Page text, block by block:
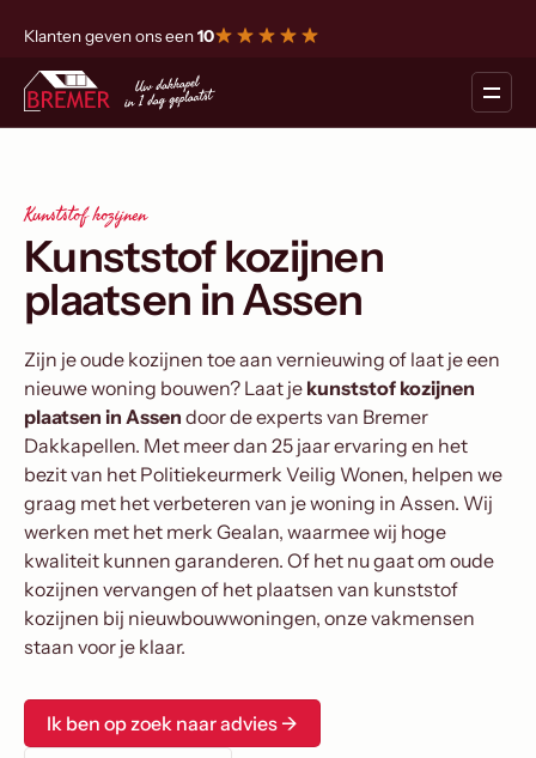
Klanten geven ons een10
Kunststof kozijnen
Kunststof kozijnen
plaatsen in Assen
Zijn je oude kozijnen toe aan vernieuwing of laat je een
nieuwe woning bouwen? Laat je kunststof kozijnen
plaatsen in Assen door de experts van Bremer
Dakkapellen. Met meer dan 25 jaar ervaring en het
bezit van het Politiekeurmerk Veilig Wonen, helpen we
graag met het verbeteren van je woning in Assen. Wij
werken met het merk Gealan, waarmee wij hoge
kwaliteit kunnen garanderen. Of het nu gaat om oude
kozijnen vervangen of het plaatsen van kunststof
kozijnen bij nieuwbouwwoningen, onze vakmensen
staan voor je klaar.
Ik ben op zoek naar advies →